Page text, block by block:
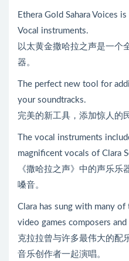
Ethera Gold Sahara Voices
Vocal instruments.
以太黄金撒哈拉之声是一个
器。
The perfect new tool for
your soundtracks.
完美的新工具，添加惊人的
The vocal instruments
magnificent vocals of Clara
《撒哈拉之声》中的声乐乐
嗓音。
Clara has sung with many
video games composers
克拉拉曾与许多最伟大的配
音乐创作者一起演唱。